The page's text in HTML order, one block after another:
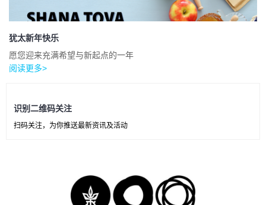
犹太新年快乐
愿您迎来充满希望与新起点的一年
阅读更多>
识别二维码关注
扫码关注，为你推送最新资讯及活动